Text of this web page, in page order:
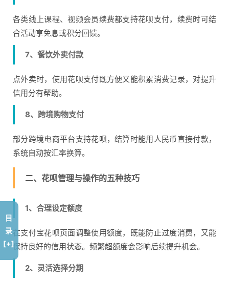
各类线上课程、视频会员续费都支持花呗支付，续费时可结
合活动享免息或积分回馈。
7、餐饮外卖付款
点外卖时，使用花呗支付既方便又能积累消费记录，对提升
信用分有帮助。
8、跨境购物支付
部分跨境电商平台支持花呗，结算时能用人民币直接付款，
系统自动按汇率换算。
二、花呗管理与操作的五种技巧
1、合理设定额度
在支付宝花呗页面调整使用额度，既能防止过度消费，又能
保持良好的信用状态。频繁超额度会影响后续提升机会。
2、灵活选择分期
目
录
[+]